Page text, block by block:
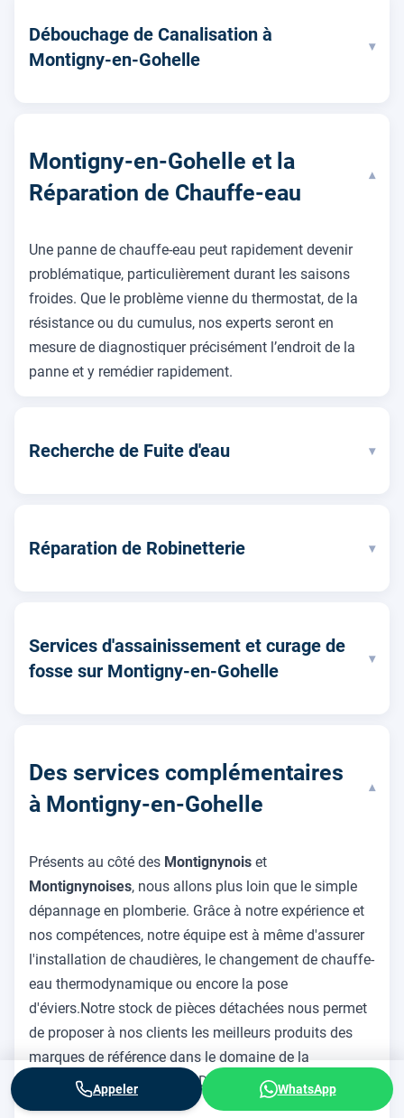
Débouchage de Canalisation à
Montigny-en-Gohelle
▾
Montigny-en-Gohelle et la
Réparation de Chauffe-eau
▾
Une panne de chauffe-eau peut rapidement devenir
problématique, particulièrement durant les saisons
froides. Que le problème vienne du thermostat, de la
résistance ou du cumulus, nos experts seront en
mesure de diagnostiquer précisément l’endroit de la
panne et y remédier rapidement.
Recherche de Fuite d'eau ▾
Réparation de Robinetterie ▾
Services d'assainissement et curage de
fosse sur Montigny-en-Gohelle
▾
Des services complémentaires
à Montigny-en-Gohelle
▾
Présents au côté des Montignynois et
Montignynoises, nous allons plus loin que le simple
dépannage en plomberie. Grâce à notre expérience et
nos compétences, notre équipe est à même d'assurer
l'installation de chaudières, le changement de chauffe-
eau thermodynamique ou encore la pose
d'éviers.Notre stock de pièces détachées nous permet
de proposer à nos clients les meilleurs produits des
marques de référence dans le domaine de la
plomberie : Geberit, Grohe, Duravit, Atlantic, Ariston et
bien d'autres.
Appeler WhatsApp